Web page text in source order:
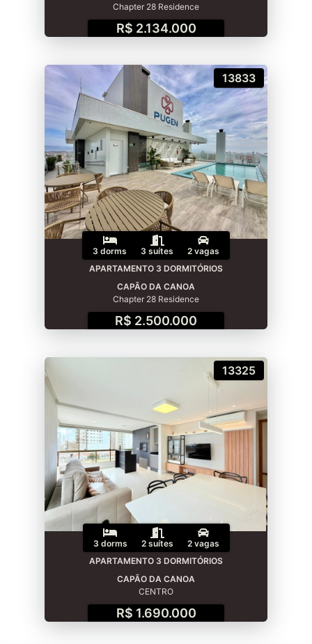
Chapter 28 Residence
R$ 2.134.000
13833
3 dorms 3 suítes
2 vagas
APARTAMENTO 3 DORMITÓRIOS
CAPÃO DA CANOA
Chapter 28 Residence
R$ 2.500.000
13325
3 dorms 2 suítes
2 vagas
APARTAMENTO 3 DORMITÓRIOS
CAPÃO DA CANOA
CENTRO
R$ 1.690.000